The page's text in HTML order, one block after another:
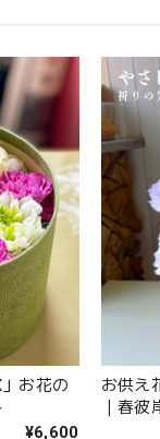
だき誠にありがとう
温かいお言葉を励
ります。 このたび
バラを入れて下さ
。 また、お願いし
ださり安心しまし
お花の
¥6,600
お供え
｜春